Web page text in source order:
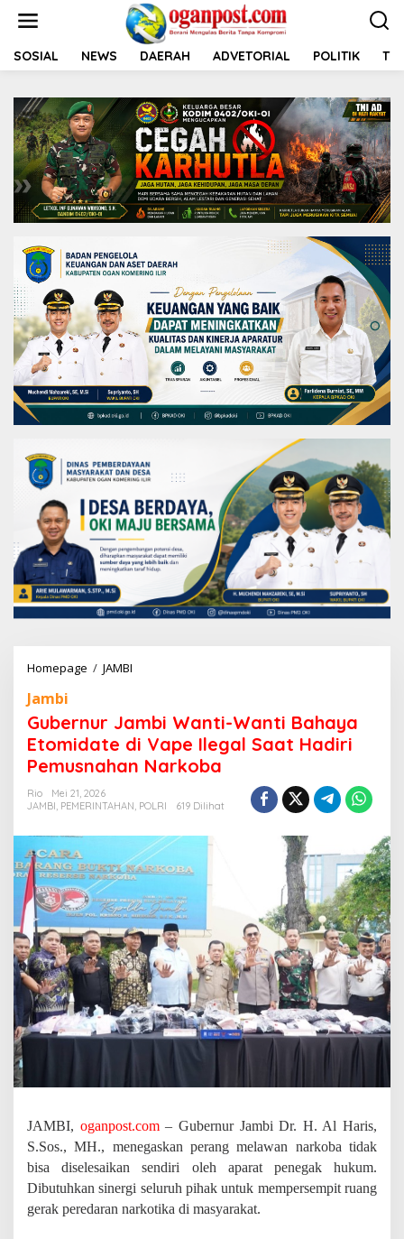
t
SOSIAL NEWS DAERAH ADVETORIAL POLITIK
Homepage / JAMBI
e
r
n
u
a
i
W
a
n
t
i
-
W
a
n
t
i
h
y
E
o
m
Jambi
Gubernur Jambi Wanti-Wanti Bahaya
Etomidate di Vape Ilegal Saat Hadiri
Pemusnahan Narkoba
Rio
Mei 21, 2026
JAMBI, PEMERINTAHAN, POLRI 619 Dilihat
JAMBI, oganpost.com– Gubernur Jambi Dr. H. Al Haris,
S.Sos., MH., menegaskan perang melawan narkoba tidak
bisa diselesaikan sendiri oleh aparat penegak hukum.
Dibutuhkan sinergi seluruh pihak untuk mempersempit ruang
gerak peredaran narkotika di masyarakat.